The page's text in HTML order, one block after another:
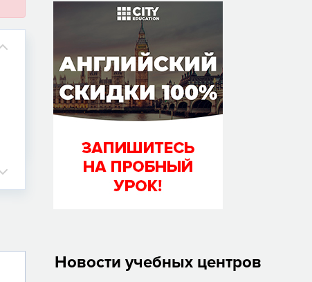
Новости учебных центров